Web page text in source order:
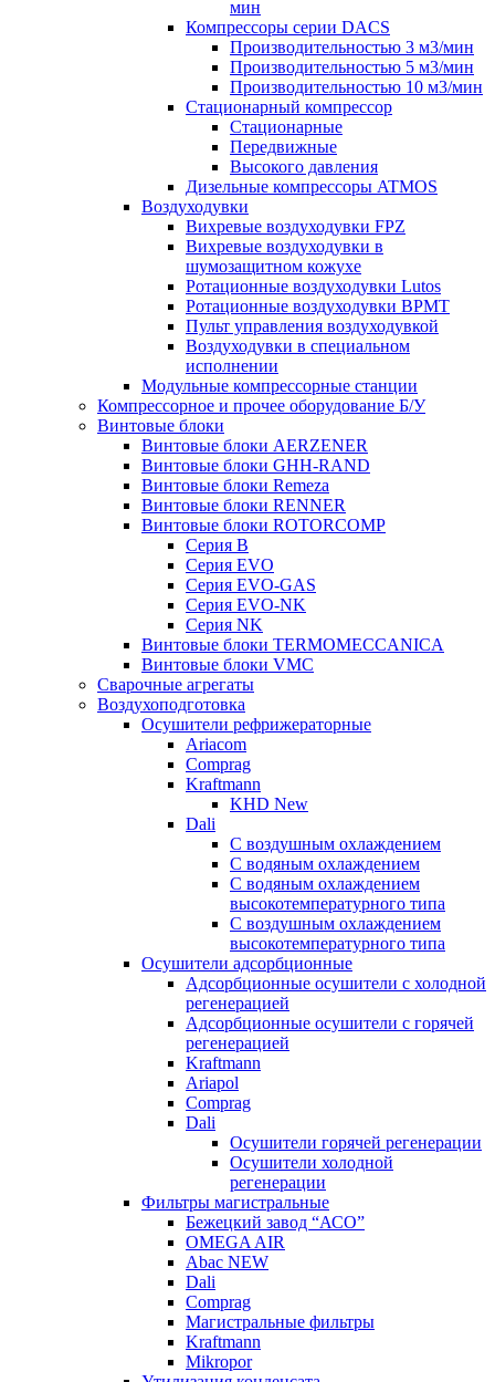
мин
Компрессоры серии DACS
Производительностью 3 м3/мин
Производительностью 5 м3/мин
Производительностью 10 м3/мин
Стационарный компрессор
Стационарные
Передвижные
Высокого давления
Дизельные компрессоры ATMOS
Воздуходувки
Вихревые воздуходувки FPZ
Вихревые воздуходувки в
шумозащитном кожухе
Ротационные воздуходувки Lutos
Ротационные воздуходувки ВРМТ
Пульт управления воздуходувкой
Воздуходувки в специальном
исполнении
Модульные компрессорные станции
Компрессорное и прочее оборудование Б/У
Винтовые блоки
Винтовые блоки AERZENER
Винтовые блоки GHH-RAND
Винтовые блоки Remeza
Винтовые блоки RENNER
Винтовые блоки ROTORCOMP
Серия B
Серия EVO
Серия EVO-GAS
Серия EVO-NK
Серия NK
Винтовые блоки TERMOMECCANICA
Винтовые блоки VMC
Сварочные агрегаты
Воздухоподготовка
Осушители рефрижераторные
Ariacom
Comprag
Kraftmann
KHD New
Dali
C воздушным охлаждением
C водяным охлаждением
С водяным охлаждением
высокотемпературного типа
C воздушным охлаждением
высокотемпературного типа
Осушители адсорбционные
Адсорбционные осушители с холодной
регенерацией
Адсорбционные осушители с горячей
регенерацией
Kraftmann
Ariapol
Comprag
Dali
Осушители горячей регенерации
Осушители холодной
регенерации
Фильтры магистральные
Бежецкий завод “АСО”
OMEGA AIR
Abac NEW
Dali
Comprag
Магистральные фильтры
Kraftmann
Mikropor